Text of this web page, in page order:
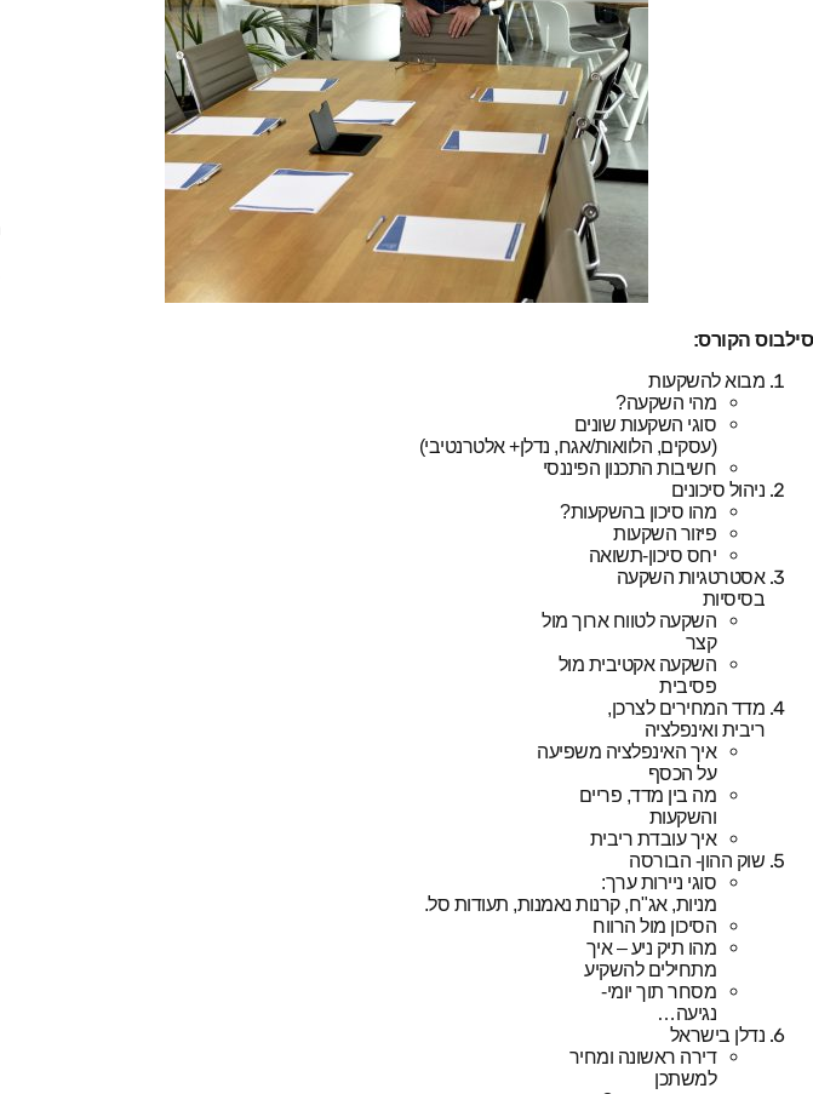
סילבוס הקורס:
מבוא להשקעות
מהי השקעה?
סוגי השקעות שונים
(עסקים, הלוואות/אגח, נדלן+ אלטרנטיבי)
חשיבות התכנון הפיננסי
ניהול סיכונים
מהו סיכון בהשקעות?
פיזור השקעות
יחס סיכון-תשואה
אסטרטגיות השקעה
בסיסיות
השקעה לטווח ארוך מול
קצר
השקעה אקטיבית מול
פסיבית
מדד המחירים לצרכן,
ריבית ואינפלציה
איך האינפלציה משפיעה
על הכסף
מה בין מדד, פריים
והשקעות
איך עובדת ריבית
שוק ההון- הבורסה
סוגי ניירות ערך:
מניות, אג"ח, קרנות נאמנות, תעודות סל.
הסיכון מול הרווח
מהו תיק ניע – איך
מתחילים להשקיע
מסחר תוך יומי-
נגיעה…
נדלן בישראל
דירה ראשונה ומחיר
למשתכן